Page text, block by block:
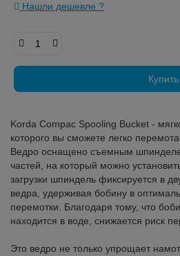
Нашли дешевле ?
Купить
Korda Compac Spooling Bucket -
которого вы сможете легко
Ведро оснащено съемным
частей, на который можно
загрузки шпиндель фиксируется в
ведра, удерживая бобину в
перемотки. Благодаря тому, что
находится в воде, снижается риск
Это ведро не только упрощает